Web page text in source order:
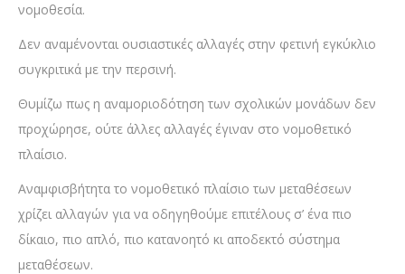
νομοθεσία.
Δεν αναμένονται ουσιαστικές αλλαγές στην φετινή εγκύκλιο
συγκριτικά με την περσινή.
Θυμίζω πως η αναμοριοδότηση των σχολικών μονάδων δεν
προχώρησε, ούτε άλλες αλλαγές έγιναν στο νομοθετικό
πλαίσιο.
Αναμφισβήτητα το νομοθετικό πλαίσιο των μεταθέσεων
χρίζει αλλαγών για να οδηγηθούμε επιτέλους σ’ ένα πιο
δίκαιο, πιο απλό, πιο κατανοητό κι αποδεκτό σύστημα
μεταθέσεων.